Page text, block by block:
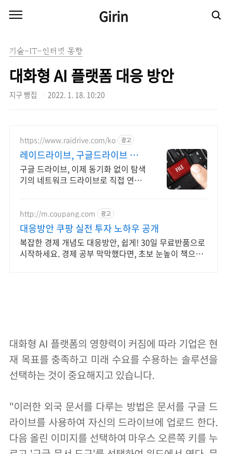
Girin
기술-IT-인터넷 동향
대화형 AI 플랫폼 대응 방안
지구 빵집 2022. 1. 18. 10:20
https://www.raidrive.com/ko 광고
레이드라이브, 구글드라이브 학
교용 무료제공
구글 드라이브, 이제 동기화 없이 탐색
기의 네트워크 드라이브로 직접 연결
http://m.coupang.com 광고
대응방안 쿠팡 실전 투자 노하우 공개
복잡한 경제 개념도 대응방안, 쉽게! 30일 무료반품으로
시작하세요. 경제 공부 막막했다면, 초보 눈높이 책으로
대화형 AI 플랫폼의 영향력이 커짐에 따라 기업은 현
재 목표를 충족하고 미래 수요를 수용하는 솔루션을
선택하는 것이 중요해지고 있습니다.
"이러한 외국 문서를 다루는 방법은 문서를 구글 드
라이브를 사용하여 자신의 드라이브에 업로드 한다.
다음 올린 이미지를 선택하여 마우스 오른쪽 키를 누